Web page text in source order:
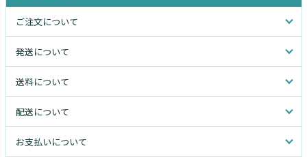
ご注文について
発送について
送料について
配送について
お支払いについて